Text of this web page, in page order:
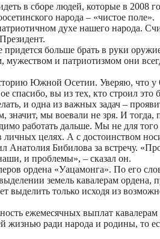
в сборе людей, которые в
народа – «чистое поле».
духе нашего
больше брать в руки
и патриотизмом они
Южной Осетии. Уверяю, что у
спасибо, вы из тех, кто строил это
и одна из важных задач –
мы воевали не зря. И
работать дальше. Мы не для
целях. А с достоинством
Анатолия Бибилова за встречу.
и проблемы», – сказал он.
ордена «Уацамонга». По его
земель кавалерам
выделить только исходя из
ежемесячных выплат
ради народа и родины, то